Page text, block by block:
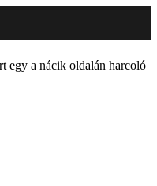
egy a nácik oldalán harcoló